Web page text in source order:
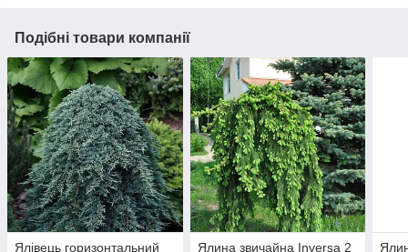
Подібні товари компанії
Ялівець горизонтальний
Ялина звичайна Inversa 2